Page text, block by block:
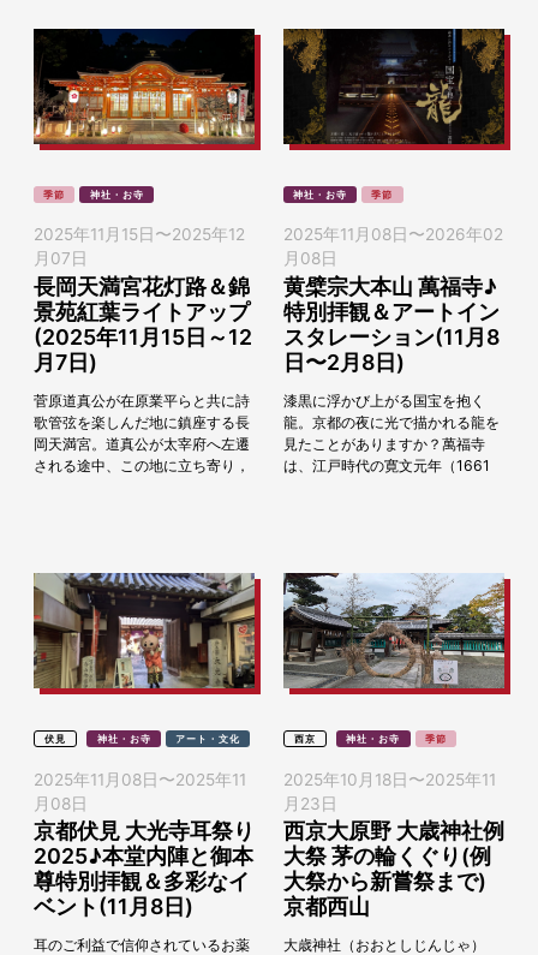
季節 神社・お寺
2025年11月15日 〜2025年12
月07日
長岡天満宮花灯路＆錦
景苑紅葉ライトアップ
(2025年11月15日～12
月7日)
菅原道真公が在原業平らと共に詩
歌管弦を楽しんだ地に鎮座する長
岡天満宮。道真公が太宰府へ左遷
される途中、この地に立ち寄り，
神社・お寺 季節
2025年11月08日 〜2026年02
月08日
黄檗宗大本山 萬福寺♪
特別拝観＆アートイン
スタレーション(11月8
日〜2月8日)
漆黒に浮かび上がる国宝を抱く
龍。京都の夜に光で描かれる龍を
見たことがありますか？萬福寺
は、江戸時代の寛文元年（1661
伏見 神社・お寺 アート・文化
2025年11月08日〜2025年11
月08日
京都伏見 大光寺耳祭り
2025♪本堂内陣と御本
尊特別拝観＆多彩なイ
ベント(11月8日)
耳のご利益で信仰されているお薬
西京 神社・お寺 季節
2025年10月18日〜2025年11
月23日
西京大原野 大歳神社例
大祭 茅の輪くぐり(例
大祭から新嘗祭まで)
京都西山
大歳神社（おおとしじんじゃ）